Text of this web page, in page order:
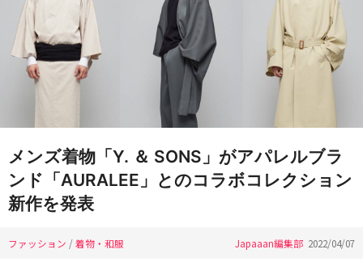
メンズ着物「Y. ＆ SONS」がアパレルブラ
ンド「AURALEE」とのコラボコレクション
新作を発表
ファッション /着物・和服 Japaaan編集部 2022/04/07